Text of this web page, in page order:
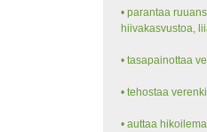
• parantaa
hiivakasvustoa,
• tasapainottaa
• tehostaa
• auttaa